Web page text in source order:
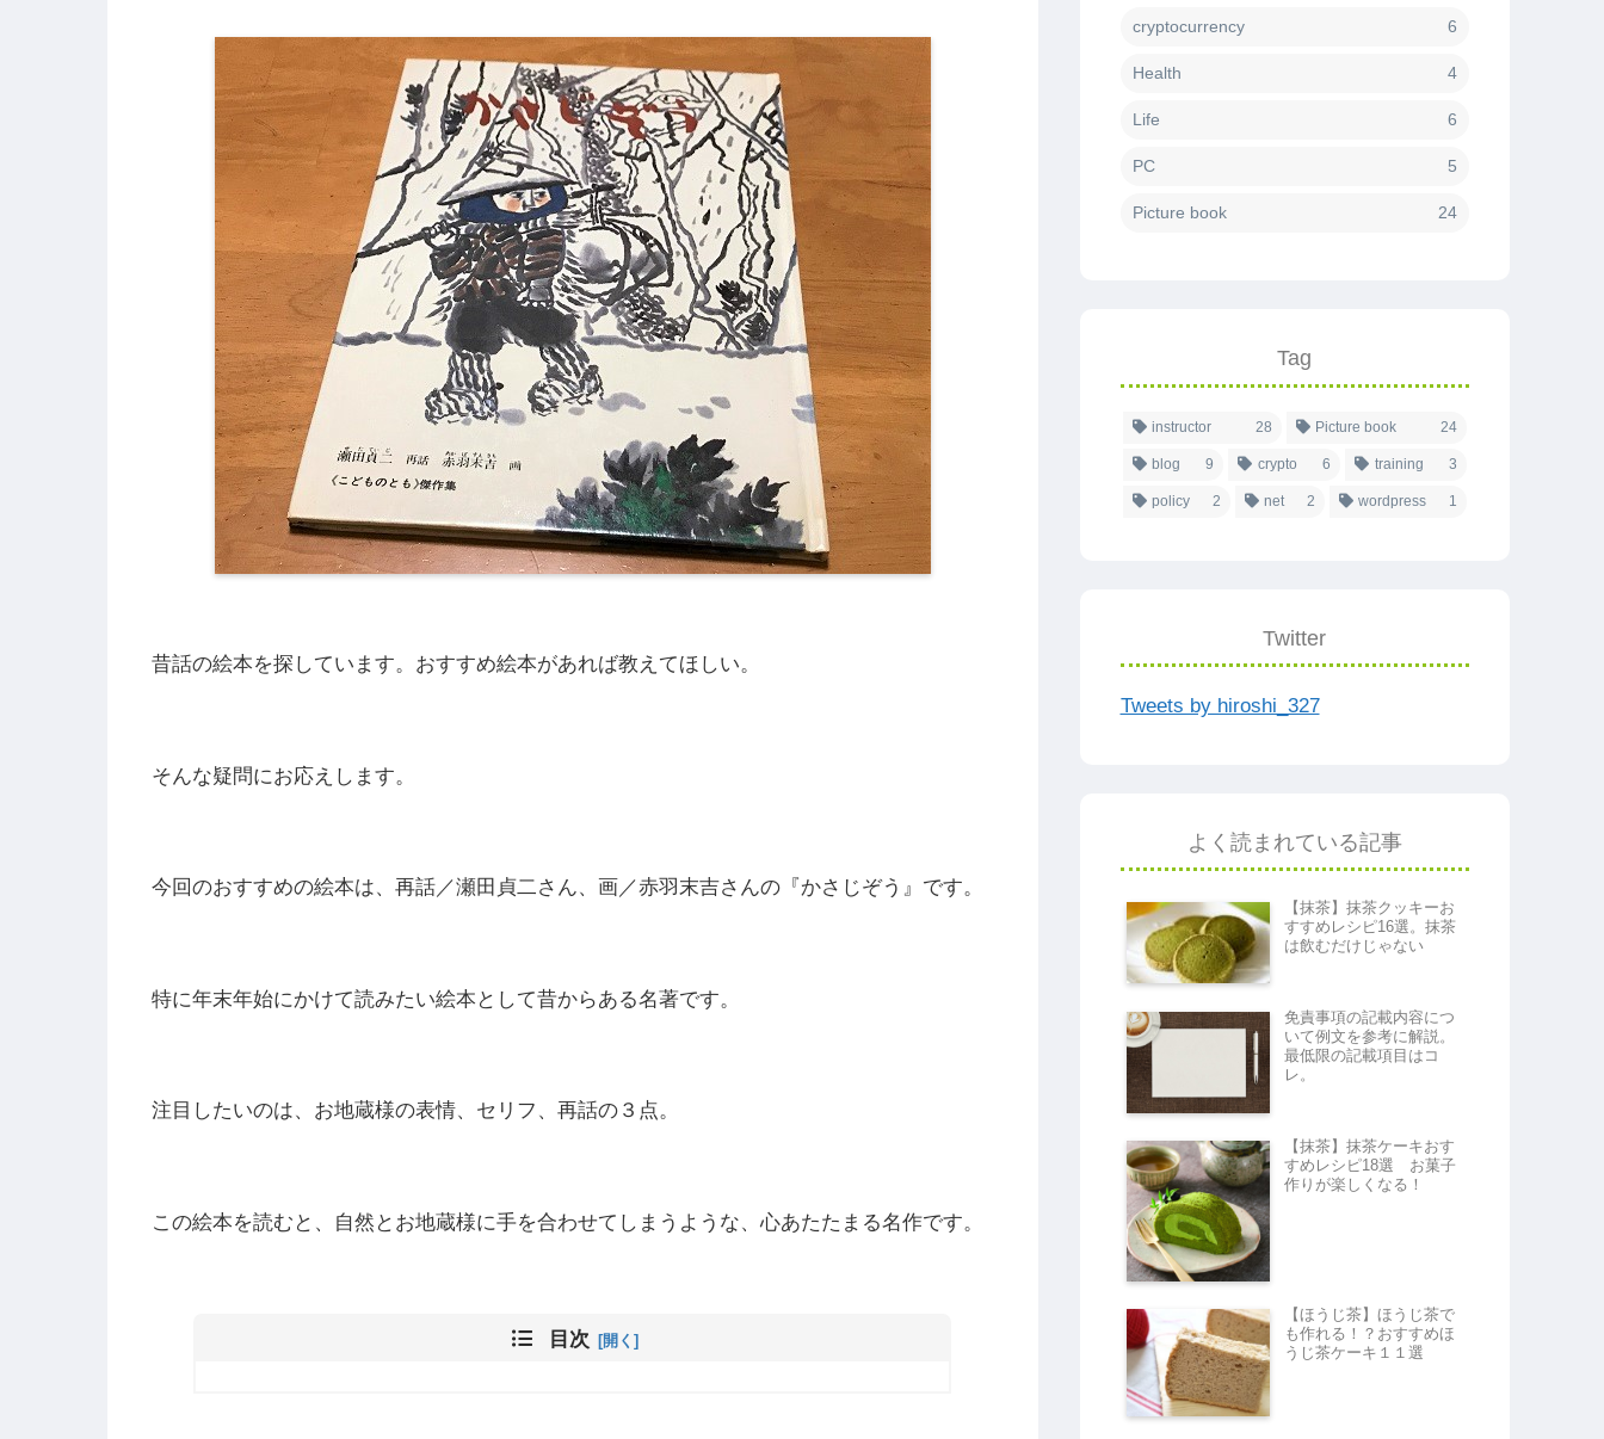
昔話の絵本を探しています。おすすめ絵本があれば教えてほしい。
そんな疑問にお応えします。
今回のおすすめの絵本は、再話／瀬田貞二さん、画／赤羽末吉さんの『かさじぞう』です。
特に年末年始にかけて読みたい絵本として昔からある名著です。
注目したいのは、お地蔵様の表情、セリフ、再話の３点。
この絵本を読むと、自然とお地蔵様に手を合わせてしまうような、心あたたまる名作です。
目次
cryptocurrency 6
Health 4
Life 6
PC 5
Picture book 24
Tag
instructor 28 Picture book 24
blog 9 crypto 6 training 3
policy 2 net 2 wordpress 1
Twitter
Tweets by hiroshi_327
よく読まれている記事
【抹茶】抹茶クッキーお
すすめレシピ16選。抹茶
は飲むだけじゃない
免責事項の記載内容につ
いて例文を参考に解説。
最低限の記載項目はコ
レ。
【抹茶】抹茶ケーキおす
すめレシピ18選 お菓子
作りが楽しくなる！
【ほうじ茶】ほうじ茶で
も作れる！？おすすめほ
うじ茶ケーキ１１選